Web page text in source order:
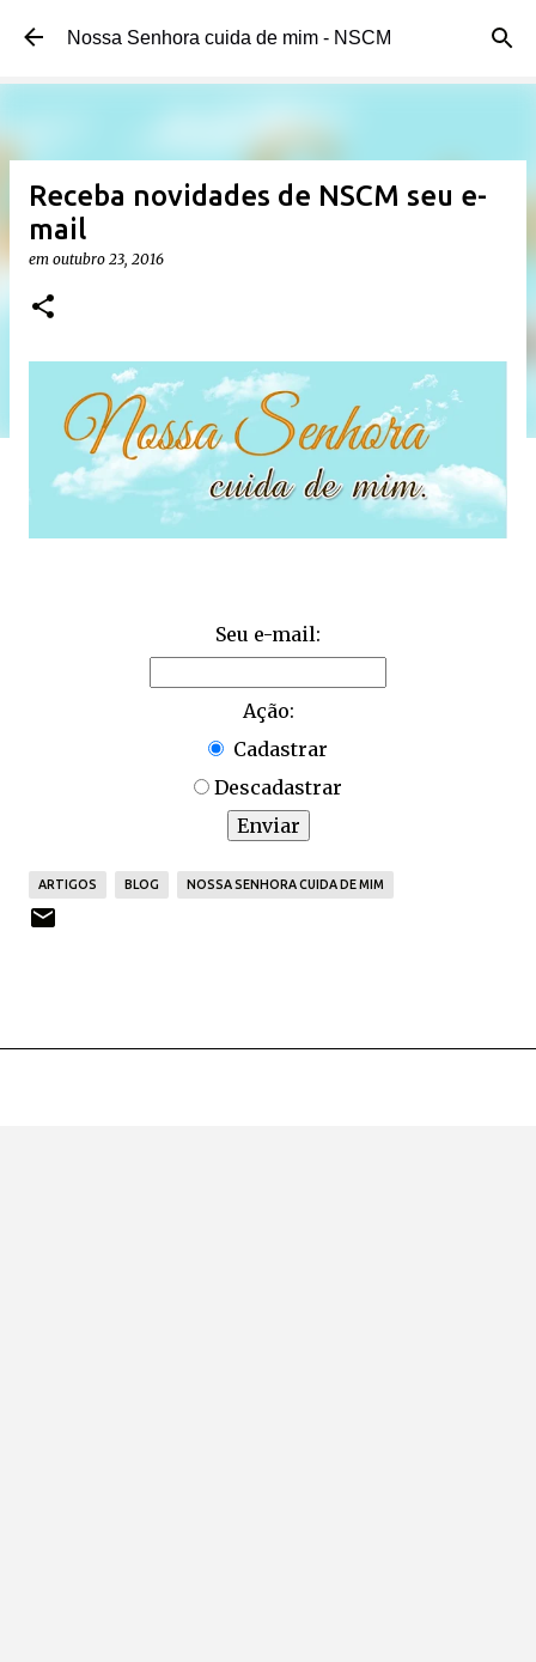
Pular para o conteúdo principal
Nossa Senhora cuida de mim - NSCM
Receba novidades de NSCM seu e-
mail
em outubro 23, 2016
Seu e-mail:
Ação:
Cadastrar
Descadastrar
ARTIGOS BLOG NOSSA SENHORA CUIDA DE MIM